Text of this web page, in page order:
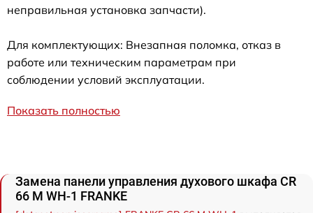
неправильная установка запчасти).
Для комплектующих: Внезапная поломка, отказ в
работе или техническим параметрам при
соблюдении условий эксплуатации.
Показать полностью
Замена панели управления духового шкафа CR
66 M WH-1 FRANKE